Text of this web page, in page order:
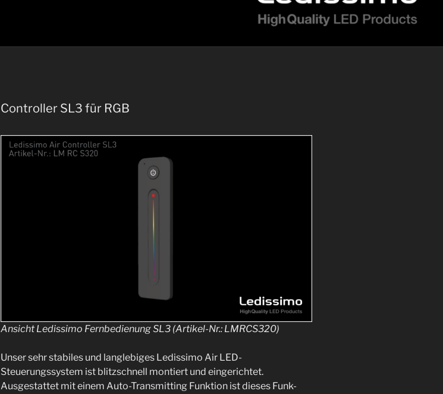
Controller SL3 für RGB
Ansicht Ledissimo Fernbedienung SL3 (Artikel-Nr.: LMRCS320)
Unser sehr stabiles und langlebiges Ledissimo Air LED-
Steuerungssystem ist blitzschnell montiert und eingerichtet.
Ausgestattet mit einem Auto-Transmitting Funktion ist dieses Funk-